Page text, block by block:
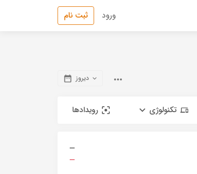
ورود ثبت نام
دیروز
تکنولوژی رویدادها
—
—